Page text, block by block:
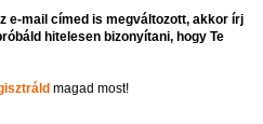
e-mail címed is megváltozott, akkor írj
hitelesen bizonyítani, hogy Te
magad most!